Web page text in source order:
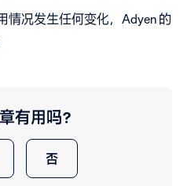
情况发生任何变化，Adyen 的
有用吗？
否